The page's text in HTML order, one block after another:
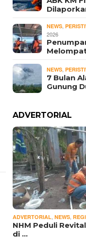
Timur, Salurkan
NEWS ,
2026
NEWS ,
7 Bulan
Gunung
ADVERTORIAL
ADVERTORIAL ,NEWS ,
NHM Peduli
di …